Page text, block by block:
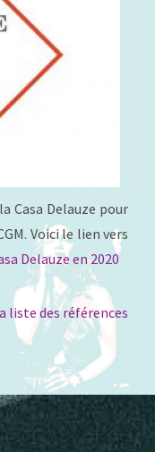
Casa Delauze pour
Voici le lien vers
Delauze en 2020
liste des références